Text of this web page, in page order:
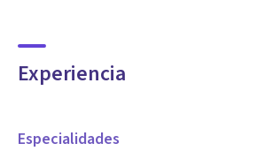
Experiencia
Especialidades